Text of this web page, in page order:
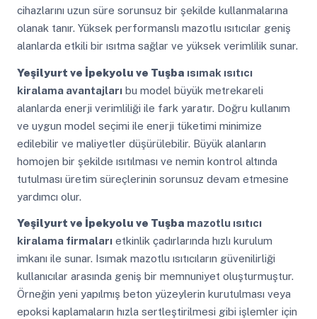
cihazlarını uzun süre sorunsuz bir şekilde kullanmalarına
olanak tanır. Yüksek performanslı mazotlu ısıtıcılar geniş
alanlarda etkili bir ısıtma sağlar ve yüksek verimlilik sunar.
Yeşilyurt ve İpekyolu ve Tuşba ısımak ısıtıcı
kiralama avantajlarıbu model büyük metrekareli
alanlarda enerji verimliliği ile fark yaratır. Doğru kullanım
ve uygun model seçimi ile enerji tüketimi minimize
edilebilir ve maliyetler düşürülebilir. Büyük alanların
homojen bir şekilde ısıtılması ve nemin kontrol altında
tutulması üretim süreçlerinin sorunsuz devam etmesine
yardımcı olur.
Yeşilyurt ve İpekyolu ve Tuşba mazotlu ısıtıcı
kiralama firmalarıetkinlik çadırlarında hızlı kurulum
imkanı ile sunar. Isımak mazotlu ısıtıcıların güvenilirliği
kullanıcılar arasında geniş bir memnuniyet oluşturmuştur.
Örneğin yeni yapılmış beton yüzeylerin kurutulması veya
epoksi kaplamaların hızla sertleştirilmesi gibi işlemler için